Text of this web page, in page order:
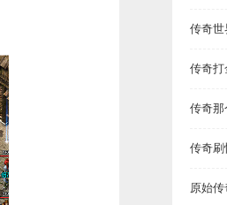
传奇世
传奇打
传奇那
传奇刷
原始